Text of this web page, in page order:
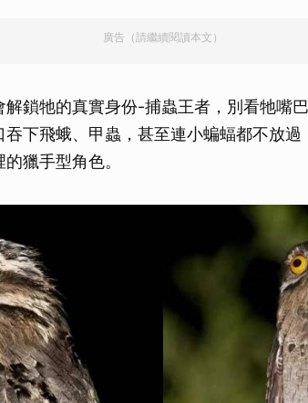
廣告（請繼續閱讀本文）
鎖牠的真實身份-捕蟲王者，別看牠嘴
下飛蛾、甲蟲，甚至連小蝙蝠都不放過
獵手型角色。